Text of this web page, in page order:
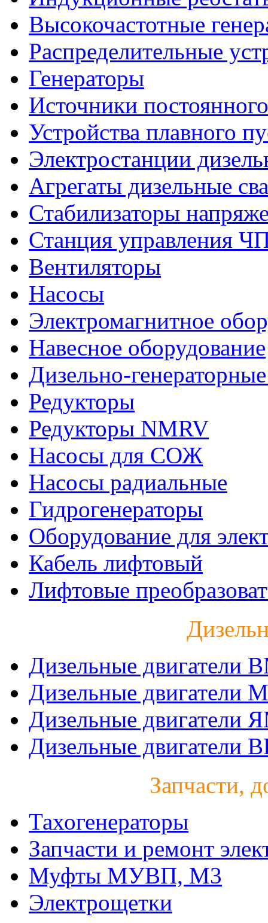
Высокочастотные
Распределительные
Генераторы
Источники
Устройства плавного
Электростанции
Агрегаты дизельные
Стабилизаторы
Станция управления
Вентиляторы
Насосы
Электромагнитное
Навесное оборудование
Дизельно-
Редукторы
Редукторы NMRV
Насосы для СОЖ
Насосы радиальные
Гидрогенераторы
Оборудование для
Кабель лифтовый
Лифтовые
Дизельные двигатели
Дизельные двигатели
Дизельные двигатели
Дизельные двигатели
Запчасти,
Тахогенераторы
Запчасти и ремонт
Муфты МУВП, М3
Электрощетки